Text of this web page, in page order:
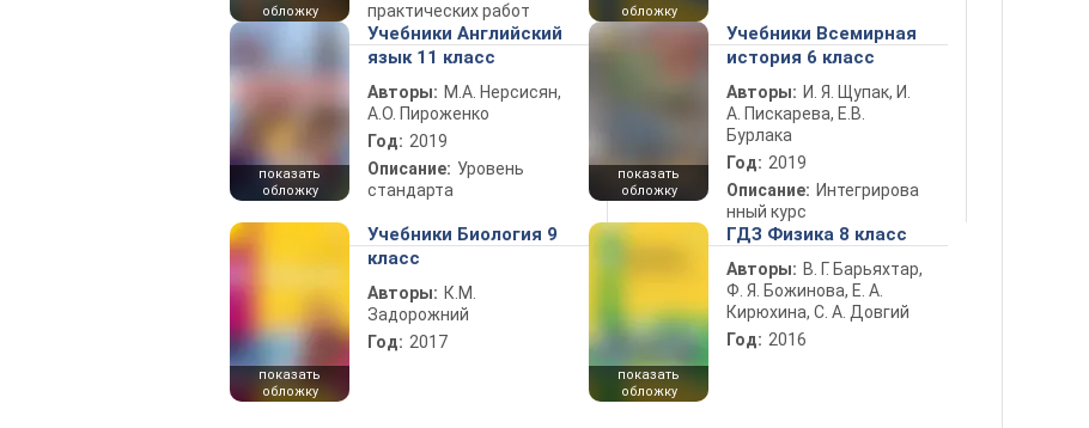
обложку
практических работ
обложку
показать
обложку
Учебники Английский
язык 11 класс
Авторы: М.А. Нерсисян,
А.О. Пироженко
Год: 2019
Описание: Уровень
стандарта
показать
обложку
Учебники Всемирная
история 6 класс
Авторы: И. Я. Щупак, И.
А. Пискарева, Е.В.
Бурлака
Год: 2019
Описание: Интегрирова
нный курс
показать
обложку
Учебники Биология 9
класс
Авторы: К.М.
Задорожний
Год: 2017
показать
обложку
ГДЗ Физика 8 класс
Авторы: В. Г. Барьяхтар,
Ф. Я. Божинова, Е. А.
Кирюхина, С. А. Довгий
Год: 2016